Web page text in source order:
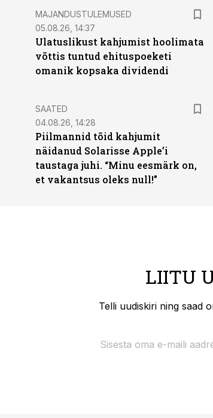
MAJANDUSTULEMUSED
05.08.26, 14:37
Ulatuslikust kahjumist hoolimata
võttis tuntud ehituspoeketi
omanik kopsaka dividendi
SAATED
04.08.26, 14:28
Piilmannid tõid kahjumit
näidanud Solarisse Apple’i
taustaga juhi. “Minu eesmärk on,
et vakantsus oleks null!”
LIITU
Telli uudiskiri ning saad